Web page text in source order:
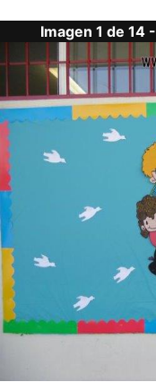
Imagen 1 de 14 -